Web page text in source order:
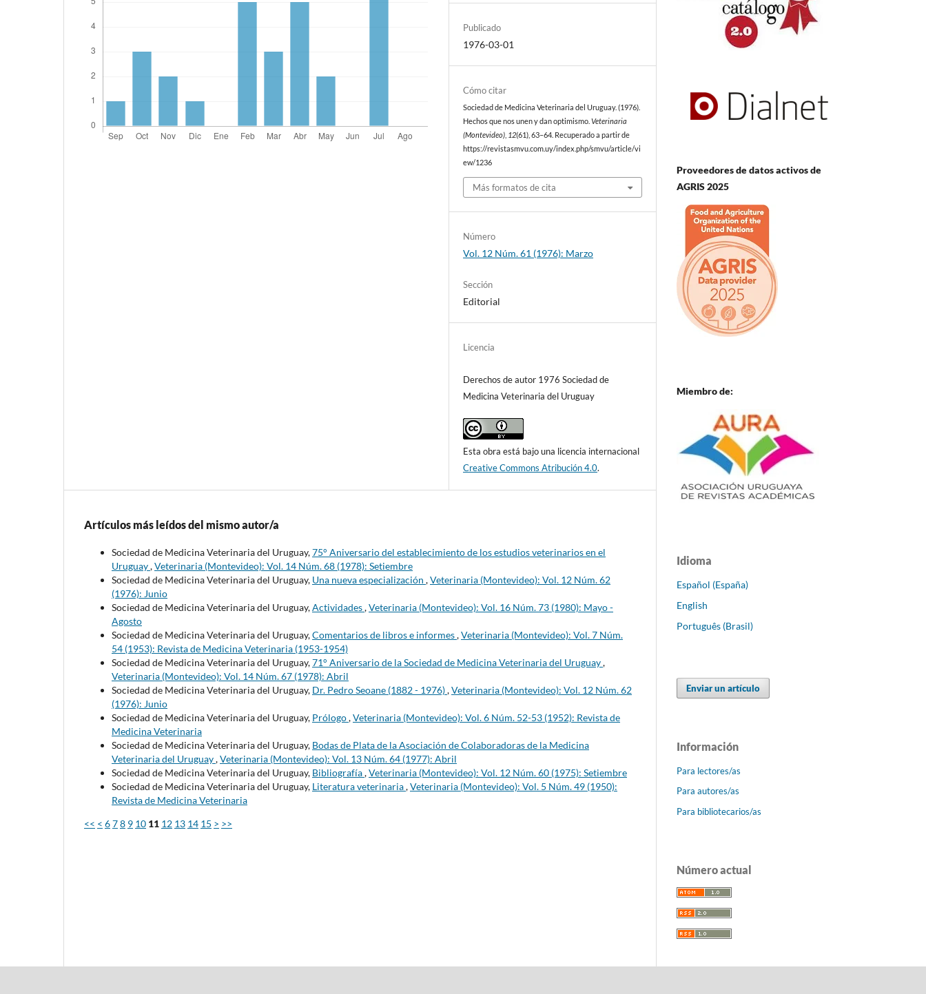
Publicado
1976-03-01
Cómo citar
Sociedad de Medicina Veterinaria del Uruguay. (1976).
Hechos que nos unen y dan optimismo.Veterinaria
(Montevideo), 12(61), 63–64. Recuperado a partir de
https://revistasmvu.com.uy/index.php/smvu/article/vi
ew/1236
Más formatos de cita
Número
Vol. 12 Núm. 61 (1976): Marzo
Sección
Editorial
Licencia
Derechos de autor 1976 Sociedad de
Medicina Veterinaria del Uruguay
Esta obra está bajo una licencia internacional
Creative Commons Atribución 4.0.
Artículos más leídos del mismo autor/a
Sociedad de Medicina Veterinaria del Uruguay,75° Aniversario del establecimiento de los estudios veterinarios en el
Uruguay,Veterinaria (Montevideo): Vol. 14 Núm. 68 (1978): Setiembre
Sociedad de Medicina Veterinaria del Uruguay, Una nueva especialización ,Veterinaria (Montevideo): Vol. 12 Núm. 62
(1976): Junio
Sociedad de Medicina Veterinaria del Uruguay,Actividades,Veterinaria (Montevideo): Vol. 16 Núm. 73 (1980): Mayo -
Agosto
Sociedad de Medicina Veterinaria del Uruguay,Comentarios de libros e informes,Veterinaria (Montevideo): Vol. 7 Núm.
54 (1953): Revista de Medicina Veterinaria (1953-1954)
Sociedad de Medicina Veterinaria del Uruguay,71° Aniversario de la Sociedad de Medicina Veterinaria del Uruguay,
Veterinaria (Montevideo): Vol. 14 Núm. 67 (1978): Abril
Sociedad de Medicina Veterinaria del Uruguay, Dr. Pedro Seoane (1882 - 1976),Veterinaria (Montevideo): Vol. 12 Núm. 62
(1976): Junio
Sociedad de Medicina Veterinaria del Uruguay, Prólogo,Veterinaria (Montevideo): Vol. 6 Núm. 52-53 (1952): Revista de
Medicina Veterinaria
Sociedad de Medicina Veterinaria del Uruguay, Bodas de Plata de la Asociación de Colaboradoras de la Medicina
Veterinaria del Uruguay,Veterinaria (Montevideo): Vol. 13 Núm. 64 (1977): Abril
Sociedad de Medicina Veterinaria del Uruguay, Bibliografía,Veterinaria (Montevideo): Vol. 12 Núm. 60 (1975): Setiembre
Sociedad de Medicina Veterinaria del Uruguay, Literatura veterinaria,Veterinaria (Montevideo): Vol. 5 Núm. 49 (1950):
Revista de Medicina Veterinaria
<< < 678 9 10 11 12 13 14 15 > >>
Proveedores de datos activos de
AGRIS 2025
Miembro de:
Idioma
Español (España)
English
Português (Brasil)
Enviar un artículo
Información
Para lectores/as
Para autores/as
Para bibliotecarios/as
Número actual